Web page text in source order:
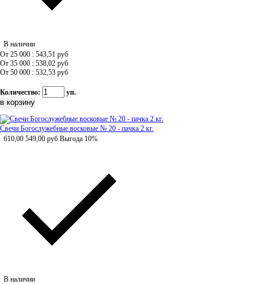
В наличии
От 25 000 : 543,51 руб
От 35 000 : 538,02 руб
От 50 000 : 532,53 руб
Количество: уп.
Свечи Богослужебные восковые № 20 - пачка 2 кг.
610,00 549,00 руб Выгода 10%
В наличии